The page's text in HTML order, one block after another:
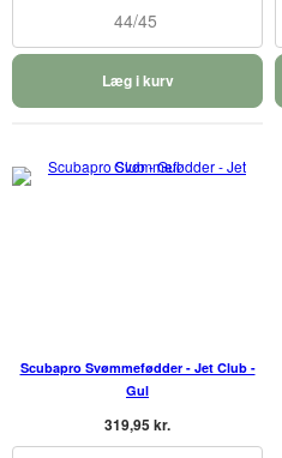
44/45
Læg i kurv
Scubapro Svømmefødder - Jet Club -
Gul
319,95 kr.